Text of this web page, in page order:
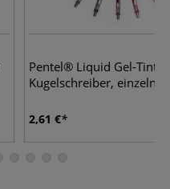
Pentel® Liquid Gel-
Kugelschreiber, einzeln
2,61 €